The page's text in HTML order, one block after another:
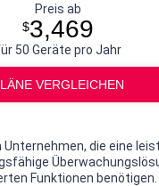
Preis ab
$3,469
50 Geräte pro Jahr
VERGLEICHEN
Unternehmen, die eine
Funktionen benötigen.